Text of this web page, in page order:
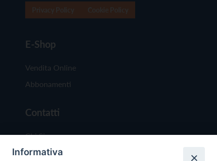
E-Shop
Vendita Online
Abbonamenti
Contatti
Chi Siamo
Redazione
Informativa